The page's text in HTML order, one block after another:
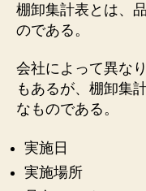
棚卸集計表とは、
のである。
会社によって異な
もあるが、棚卸集
なものである。
実施日
実施場所